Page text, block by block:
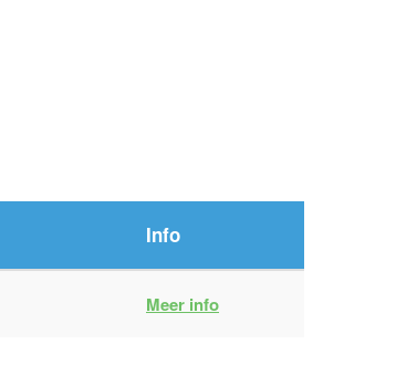
Info
Meer info